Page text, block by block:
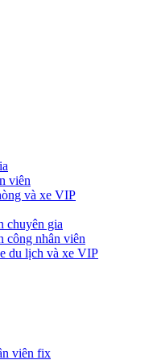
viên
và xe VIP
chuyên gia
công nhân viên
du lịch và xe VIP